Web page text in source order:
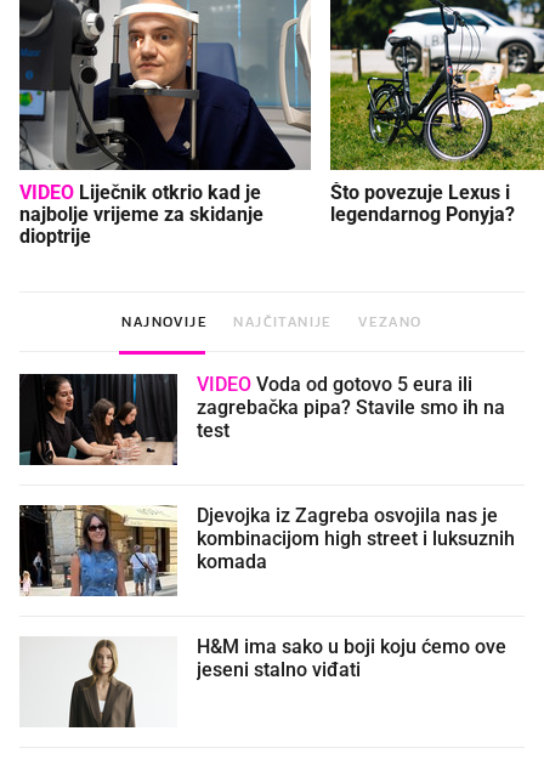
VIDEO
najbolje vrijeme za skidanje
dioptrije
Što povezuje Lexus i
legendarnog Ponyja?
NAJNOVIJE NAJČITANIJE VEZANO
VIDEO
zagrebačka pipa? Stavile smo ih na
test
Djevojka iz Zagreba osvojila nas je
kombinacijom high street i luksuznih
komada
H&M ima sako u boji koju ćemo ove
jeseni stalno viđati